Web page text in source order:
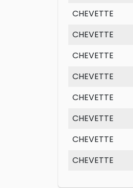
CHEVETTE
CHEVETTE
CHEVETTE
CHEVETTE
CHEVETTE
CHEVETTE
CHEVETTE
CHEVETTE